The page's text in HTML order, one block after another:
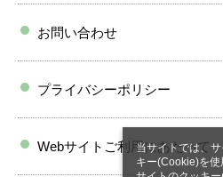
当サイトでは、
キー(Cookie)を使
お問い合わせ
プライバシーポリシー
Webサイトご利用にあたって